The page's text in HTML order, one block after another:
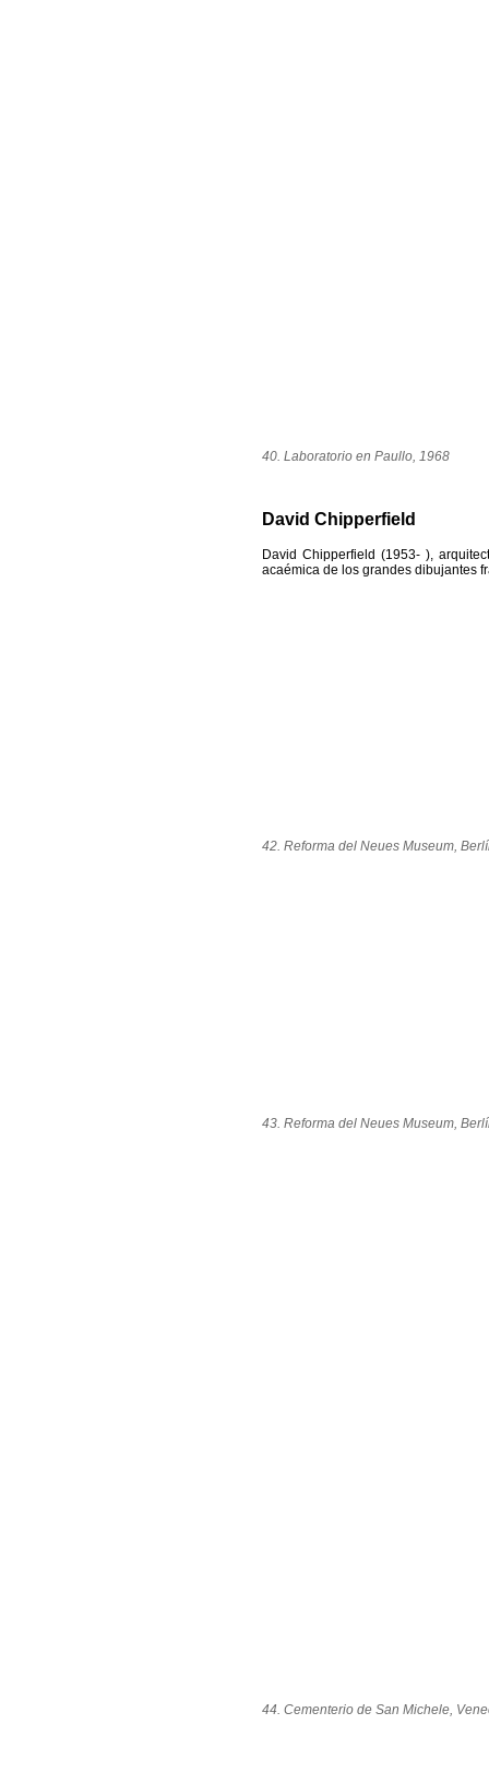
40. Laboratorio en Paullo, 1968
David Chipperfield
David Chipperfield (1953- ),
acaémica de los grandes dibujantes
42. Reforma del Neues Museum,
43. Reforma del Neues Museum,
44. Cementerio de San Michele,